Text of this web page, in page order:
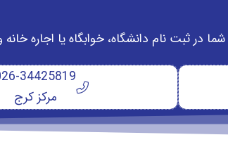
شما در ثبت نام دانشگاه‌، خوابگاه یا اجاره
34425819
مرکز کرج